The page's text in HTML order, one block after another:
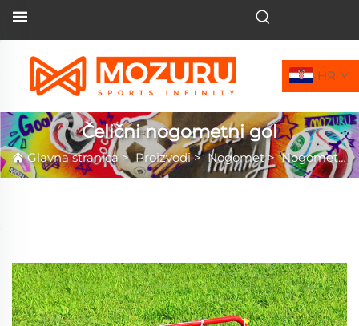
HR
Čelični nogometni gol
Glavna stranica>Proizvodi>Nogomet>Nogometni gol